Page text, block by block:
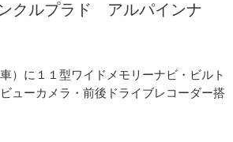
クルプラド アルパインナ
）に１１型ワイドメモリーナビ・ビルト
ューカメラ・前後ドライブレコーダー搭